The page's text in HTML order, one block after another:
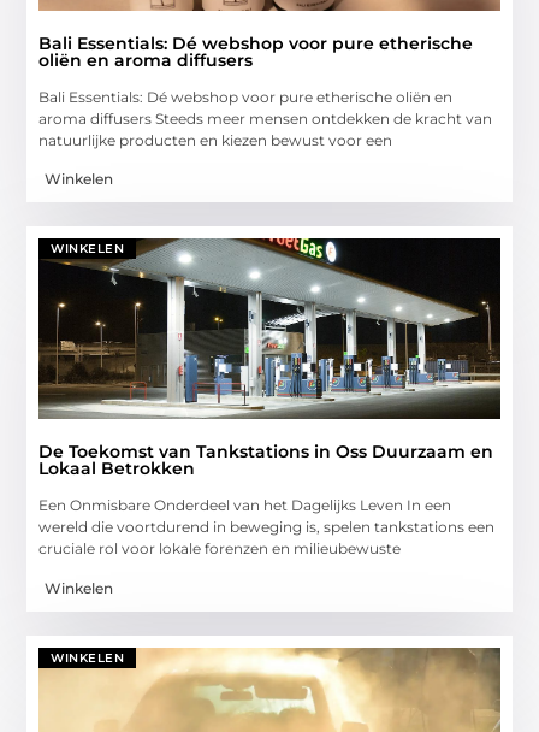
Bali Essentials: Dé webshop voor pure etherische
oliën en aroma diffusers
Bali Essentials: Dé webshop voor pure etherische oliën en
aroma diffusers Steeds meer mensen ontdekken de kracht van
natuurlijke producten en kiezen bewust voor een
Winkelen
WINKELEN
De Toekomst van Tankstations in Oss Duurzaam en
Lokaal Betrokken
Een Onmisbare Onderdeel van het Dagelijks Leven In een
wereld die voortdurend in beweging is, spelen tankstations een
cruciale rol voor lokale forenzen en milieubewuste
Winkelen
WINKELEN